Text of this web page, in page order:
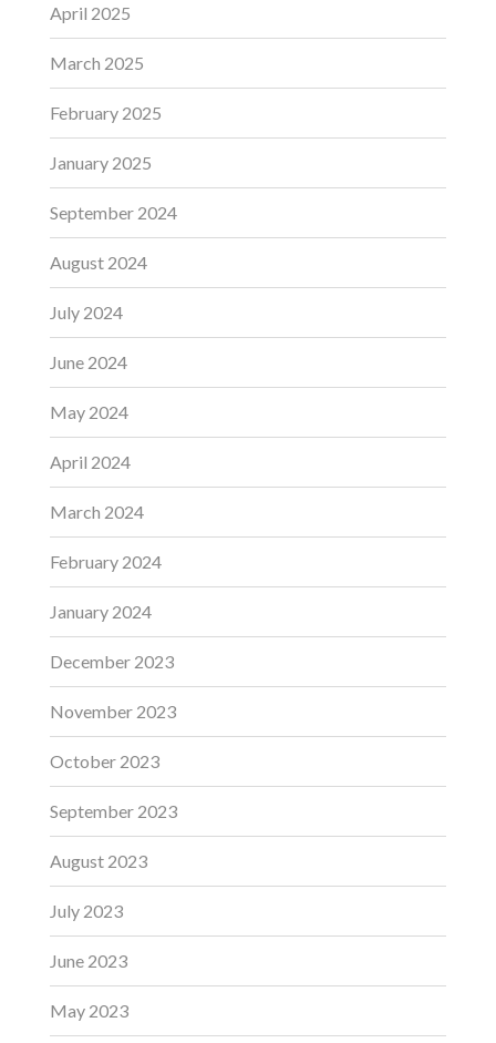
April 2025
March 2025
February 2025
January 2025
September 2024
August 2024
July 2024
June 2024
May 2024
April 2024
March 2024
February 2024
January 2024
December 2023
November 2023
October 2023
September 2023
August 2023
July 2023
June 2023
May 2023